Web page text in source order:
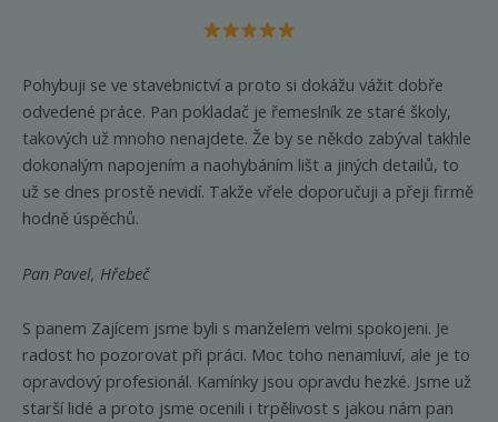
Pohybuji se ve stavebnictví a proto si dokážu vážit dobře
odvedené práce. Pan pokladač je řemeslník ze staré školy,
takových už mnoho nenajdete. Že by se někdo zabýval takhle
dokonalým napojením a naohybáním lišt a jiných detailů, to
už se dnes prostě nevidí. Takže vřele doporučuji a přeji firmě
hodně úspěchů.
Pan Pavel, Hřebeč
S panem Zajícem jsme byli s manželem velmi spokojeni. Je
radost ho pozorovat při práci. Moc toho nenamluví, ale je to
opravdový profesionál. Kamínky jsou opravdu hezké. Jsme už
starší lidé a proto jsme ocenili i trpělivost s jakou nám pan